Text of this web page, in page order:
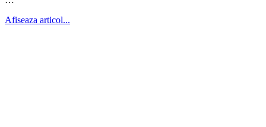
Afiseaza articol...